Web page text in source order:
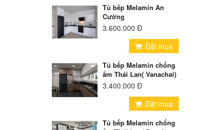
Tủ bếp Melamin An
Cường
3.600.000 Đ
Đặt mua
Tủ bếp Melamin chống
ẩm Thái Lan( Vanachai)
3.400.000 Đ
Đặt mua
Tủ bếp Melamin chống